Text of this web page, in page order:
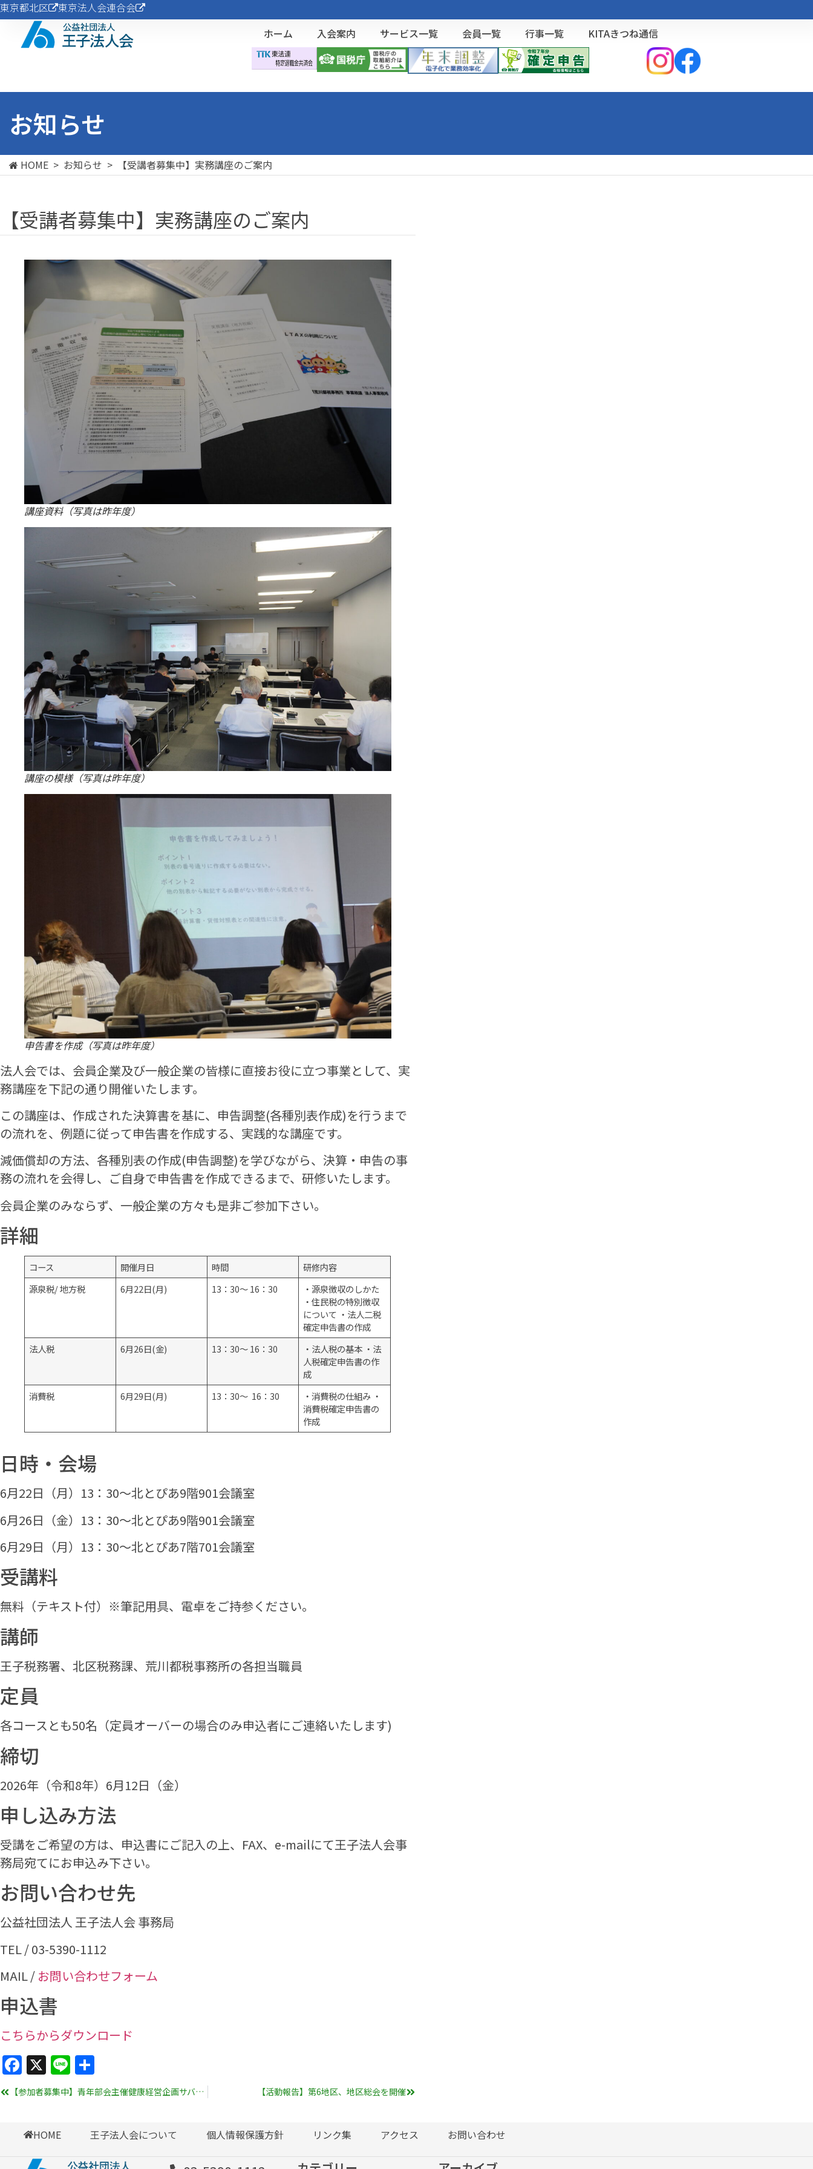
東京都北区
東京法人会連合会
ホーム
入会案内 サービス一覧 会員一覧 行事一覧 KITAきつね通信
お知らせ
HOME > お知らせ > 【受講者募集中】実務講座のご案内
【受講者募集中】実務講座のご案内
講座資料（写真は昨年度）
講座の模様（写真は昨年度）
申告書を作成（写真は昨年度）
法人会では、会員企業及び一般企業の皆様に直接お役に立つ事業として、実
務講座を下記の通り開催いたします。
この講座は、作成された決算書を基に、申告調整(各種別表作成)を行うまで
の流れを、例題に従って申告書を作成する、実践的な講座です。
減価償却の方法、各種別表の作成(申告調整)を学びながら、決算・申告の事
務の流れを会得し、ご自身で申告書を作成できるまで、研修いたします。
会員企業のみならず、一般企業の方々も是非ご参加下さい。
詳細
コース 開催月日 時間
研修内容
源泉税/ 地方税
6月22日(月) 13：30～ 16：30
・源泉徴収のしかた
・住民税の特別徴収
について ・法人二税
確定申告書の作成
法人税
6月26日(金) 13：30～ 16：30
・法人税の基本 ・法
人税確定申告書の作
成
消費税
6月29日(月) 13：30～ 16：30
・消費税の仕組み ・
消費税確定申告書の
作成
日時・会場
6月22日（月）13：30～北とぴあ9階901会議室
6月26日（金）13：30～北とぴあ9階901会議室
6月29日（月）13：30～北とぴあ7階701会議室
受講料
無料（テキスト付）※筆記用具、電卓をご持参ください。
講師
王子税務署、北区税務課、荒川都税事務所の各担当職員
定員
各コースとも50名（定員オーバーの場合のみ申込者にご連絡いたします)
締切
2026年（令和8年）6月12日（金）
申し込み方法
受講をご希望の方は、申込書にご記入の上、FAX、e-mailにて王子法人会事
務局宛てにお申込み下さい。
お問い合わせ先
公益社団法人 王子法人会 事務局
TEL / 03-5390-1112
MAIL / お問い合わせフォーム
申込書
こちらからダウンロード
Facebook
X Line
有 【参加者募集中】青年部会主催健康経営企画サバゲー 【活動報告】第6地区、地区総会を開催
HOME 王子法人会について 個人情報保護方針 リンク集 アクセス お問い合わせ